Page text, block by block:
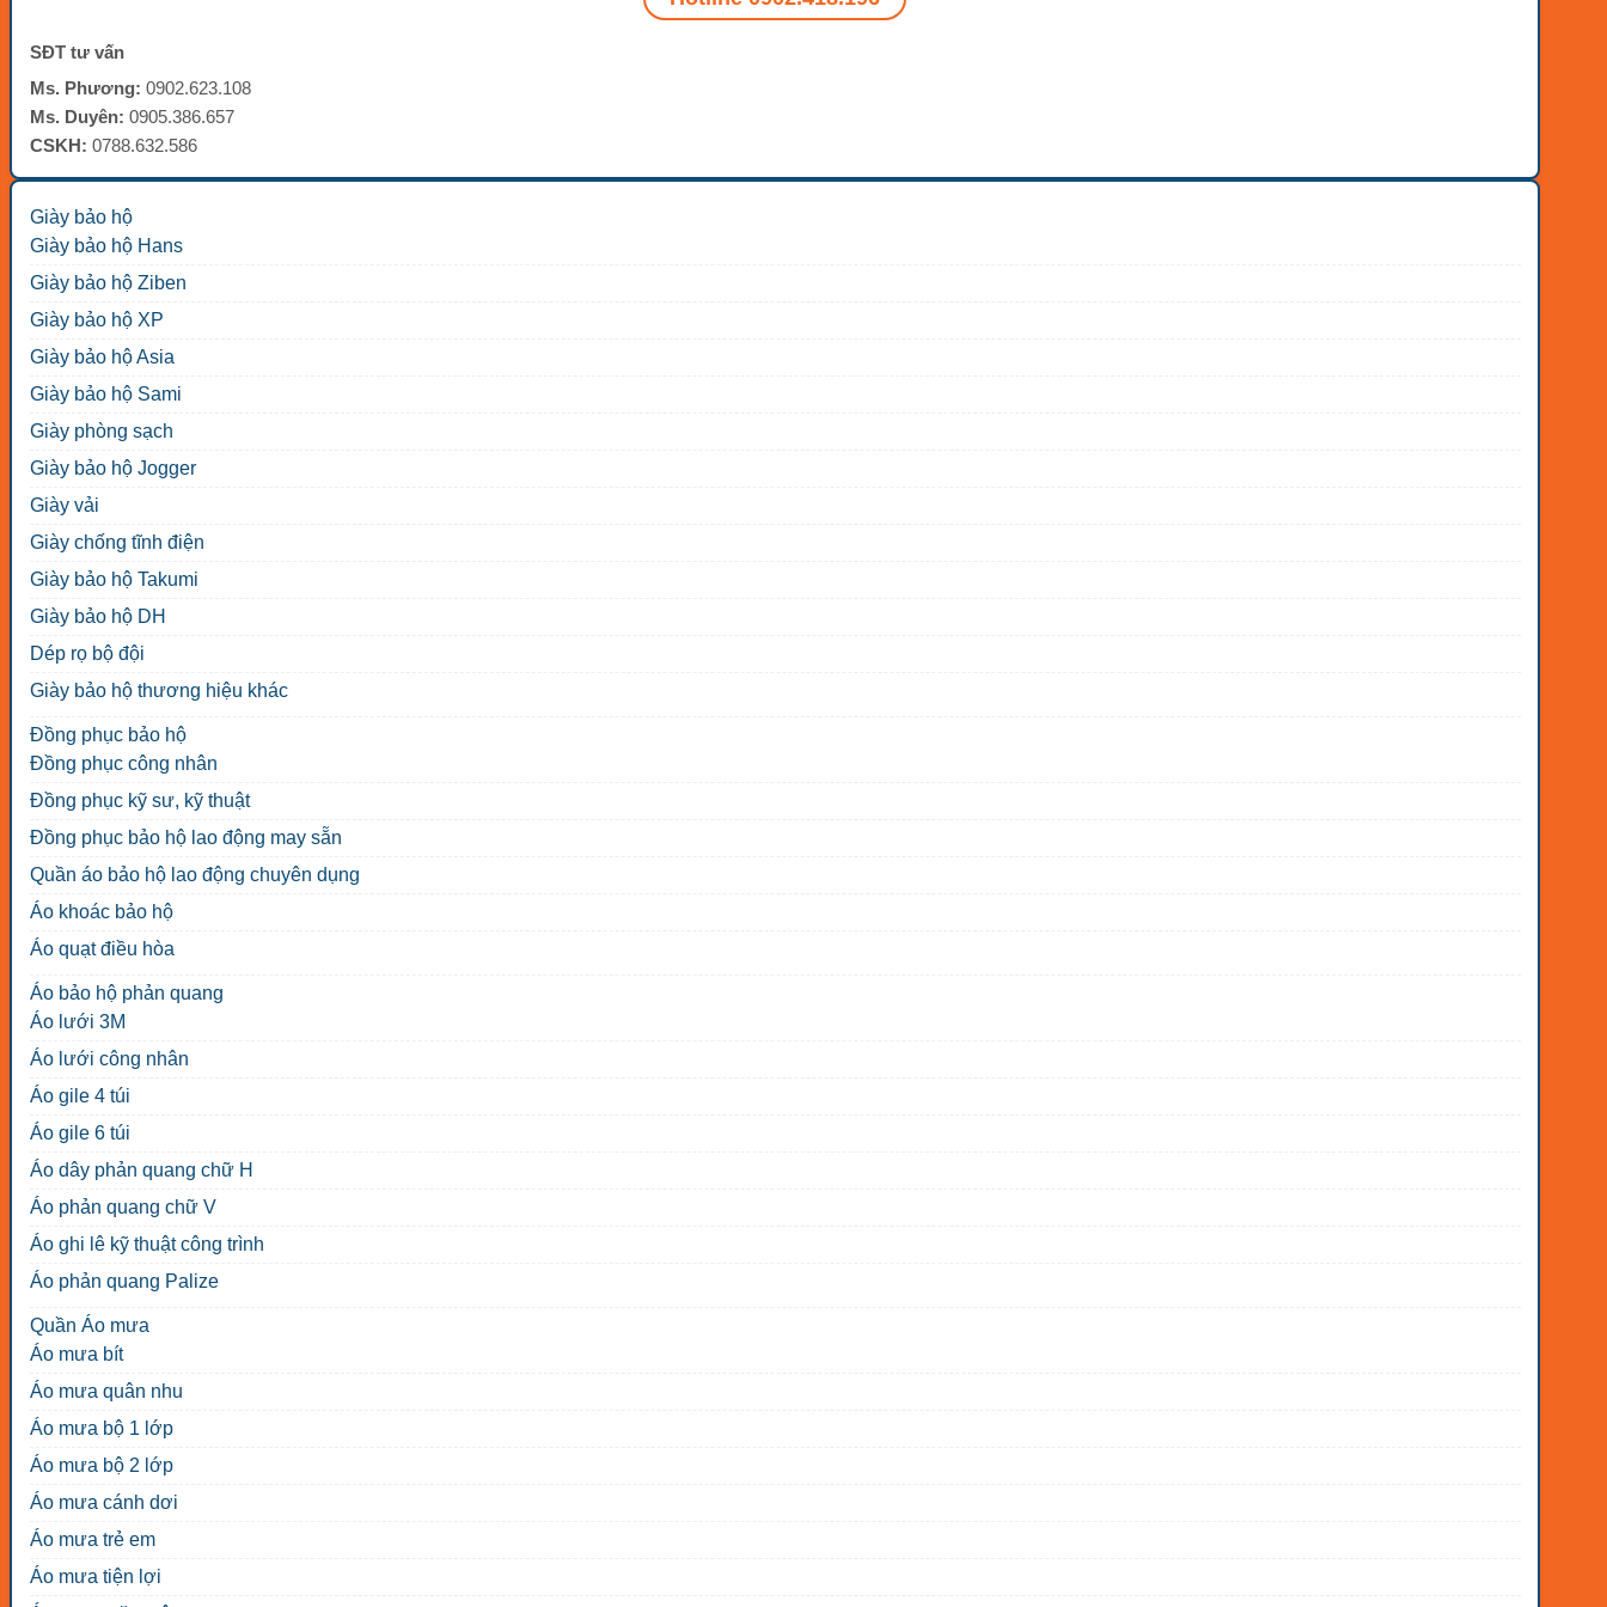
SĐT tư vấn
Ms. Phương: 0902.623.108
Ms. Duyên: 0905.386.657
CSKH: 0788.632.586
Giày bảo hộ
Giày bảo hộ Hans
Giày bảo hộ Ziben
Giày bảo hộ XP
Giày bảo hộ Asia
Giày bảo hộ Sami
Giày phòng sạch
Giày bảo hộ Jogger
Giày vải
Giày chống tĩnh điện
Giày bảo hộ Takumi
Giày bảo hộ DH
Dép rọ bộ đội
Giày bảo hộ thương hiệu khác
Đồng phục bảo hộ
Đồng phục công nhân
Đồng phục kỹ sư, kỹ thuật
Đồng phục bảo hộ lao động may sẵn
Quần áo bảo hộ lao động chuyên dụng
Áo khoác bảo hộ
Áo quạt điều hòa
Áo bảo hộ phản quang
Áo lưới 3M
Áo lưới công nhân
Áo gile 4 túi
Áo gile 6 túi
Áo dây phản quang chữ H
Áo phản quang chữ V
Áo ghi lê kỹ thuật công trình
Áo phản quang Palize
Quần Áo mưa
Áo mưa bít
Áo mưa quân nhu
Áo mưa bộ 1 lớp
Áo mưa bộ 2 lớp
Áo mưa cánh dơi
Áo mưa trẻ em
Áo mưa tiện lợi